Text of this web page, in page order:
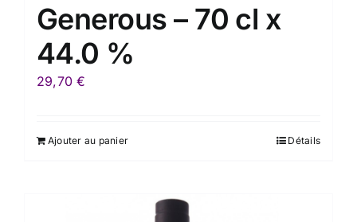
Generous – 70 cl x
44.0 %
29,70€
Ajouter au panier Détails